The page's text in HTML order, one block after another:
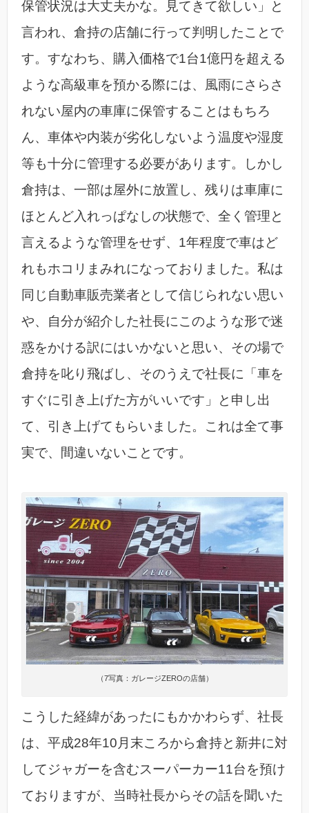
保管状況は大丈夫かな。見てきて欲しい」と
言われ、倉持の店舗に行って判明したことで
す。すなわち、購入価格で1台1億円を超える
ような高級車を預かる際には、風雨にさらさ
れない屋内の車庫に保管することはもちろ
ん、車体や内装が劣化しないよう温度や湿度
等も十分に管理する必要があります。しかし
倉持は、一部は屋外に放置し、残りは車庫に
ほとんど入れっぱなしの状態で、全く管理と
言えるような管理をせず、1年程度で車はど
れもホコリまみれになっておりました。私は
同じ自動車販売業者として信じられない思い
や、自分が紹介した社長にこのような形で迷
惑をかける訳にはいかないと思い、その場で
倉持を叱り飛ばし、そのうえで社長に「車を
すぐに引き上げた方がいいです」と申し出
て、引き上げてもらいました。これは全て事
実で、間違いないことです。
（7写真：ガレージZEROの店舗）
こうした経緯があったにもかかわらず、社長
は、平成28年10月末ころから倉持と新井に対
してジャガーを含むスーパーカー11台を預け
ておりますが、当時社長からその話を聞いた